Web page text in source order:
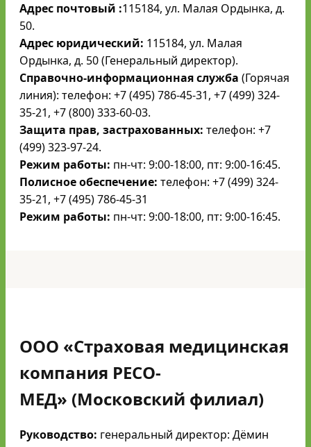
Адрес почтовый :115184, ул. Малая Ордынка, д.
50.
Адрес юридический: 115184, ул. Малая
Ордынка, д. 50 (Генеральный директор).
Справочно-информационная служба (Горячая
линия): телефон: +7 (495) 786-45-31, +7 (499) 324-
35-21, +7 (800) 333-60-03.
Защита прав, застрахованных: телефон: +7
(499) 323-97-24.
Режим работы: пн-чт: 9:00-18:00, пт: 9:00-16:45.
Полисное обеспечение: телефон: +7 (499) 324-
35-21, +7 (495) 786-45-31
Режим работы: пн-чт: 9:00-18:00, пт: 9:00-16:45.
ООО «Страховая медицинская
компания РЕСО-
МЕД» (Московский филиал)
Руководство: генеральный директор: Дёмин